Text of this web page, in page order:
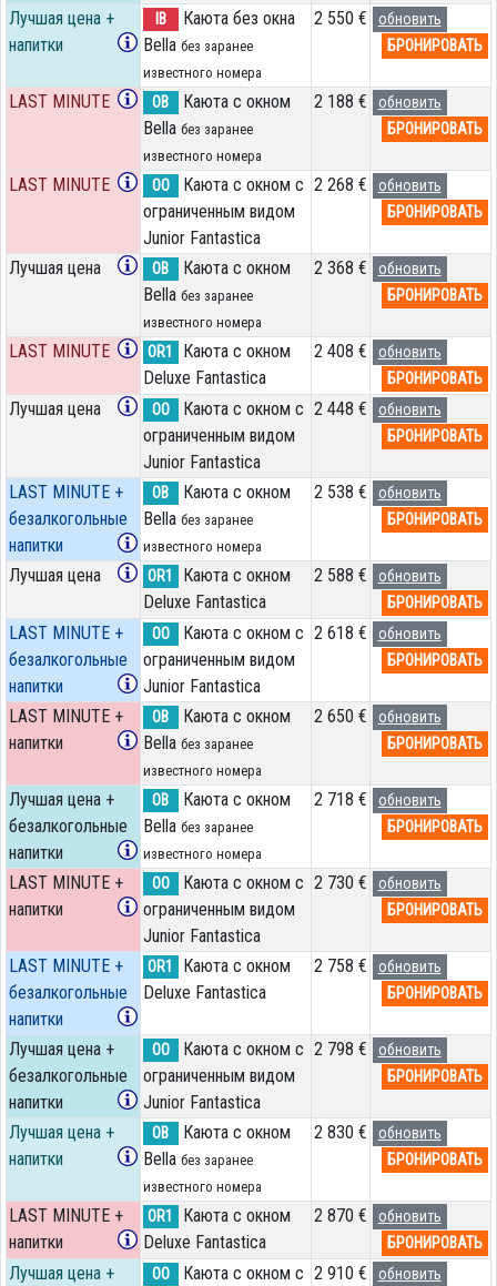
Лучшая цена +
напитки
IB
Каюта без окна
Bella без заранее
известного номера
2 550 €
обновить
БРОНИРОВАТЬ
LAST MINUTE OB
Каюта с окном
Bella без заранее
известного номера
2 188 €
обновить
БРОНИРОВАТЬ
LAST MINUTE OO
Каюта с окном с
ограниченным видом
Junior Fantastica
2 268 €
обновить
БРОНИРОВАТЬ
Лучшая цена OB
Каюта с окном
Bella без заранее
известного номера
2 368 €
обновить
БРОНИРОВАТЬ
LAST MINUTE OR1
Каюта с окном
Deluxe Fantastica
2 408 €
обновить
БРОНИРОВАТЬ
Лучшая цена OO
Каюта с окном с
ограниченным видом
Junior Fantastica
2 448 €
обновить
БРОНИРОВАТЬ
LAST MINUTE +
безалкогольные
напитки
OB
Каюта с окном
Bella без заранее
известного номера
2 538 €
обновить
БРОНИРОВАТЬ
Лучшая цена OR1
Каюта с окном
Deluxe Fantastica
2 588 €
обновить
БРОНИРОВАТЬ
LAST MINUTE +
безалкогольные
напитки
OO
Каюта с окном с
ограниченным видом
Junior Fantastica
2 618 €
обновить
БРОНИРОВАТЬ
LAST MINUTE +
напитки
OB
Каюта с окном
Bella без заранее
известного номера
2 650 €
обновить
БРОНИРОВАТЬ
Лучшая цена +
безалкогольные
напитки
OB
Каюта с окном
Bella без заранее
известного номера
2 718 €
обновить
БРОНИРОВАТЬ
LAST MINUTE +
напитки
OO
Каюта с окном с
ограниченным видом
Junior Fantastica
2 730 €
обновить
БРОНИРОВАТЬ
LAST MINUTE +
безалкогольные
напитки
OR1
Каюта с окном
Deluxe Fantastica
2 758 €
обновить
БРОНИРОВАТЬ
Лучшая цена +
безалкогольные
напитки
OO
Каюта с окном с
ограниченным видом
Junior Fantastica
2 798 €
обновить
БРОНИРОВАТЬ
Лучшая цена +
напитки
OB
Каюта с окном
Bella без заранее
известного номера
2 830 €
обновить
БРОНИРОВАТЬ
LAST MINUTE +
напитки
OR1
Каюта с окном
Deluxe Fantastica
2 870 €
обновить
БРОНИРОВАТЬ
Лучшая цена +
OO
Каюта с окном с 2 910 €
обновить